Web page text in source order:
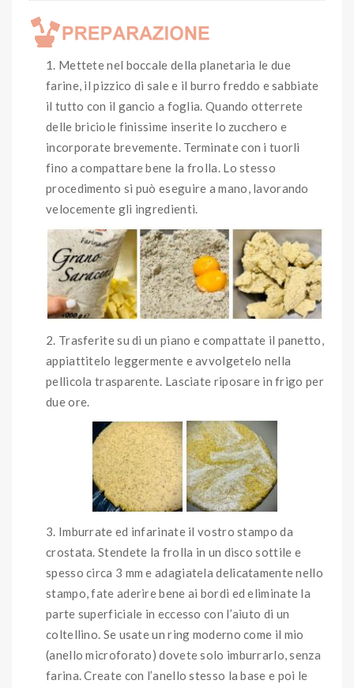
Mettete nel boccale della planetaria le due
farine, il pizzico di sale e il burro freddo e sabbiate
il tutto con il gancio a foglia. Quando otterrete
delle briciole finissime inserite lo zucchero e
incorporate brevemente. Terminate con i tuorli
fino a compattare bene la frolla. Lo stesso
procedimento si può eseguire a mano, lavorando
velocemente gli ingredienti.
Trasferite su di un piano e compattate il panetto,
appiattitelo leggermente e avvolgetelo nella
pellicola trasparente. Lasciate riposare in frigo per
due ore.
Imburrate ed infarinate il vostro stampo da
crostata. Stendete la frolla in un disco sottile e
spesso circa 3 mm e adagiatela delicatamente nello
stampo, fate aderire bene ai bordi ed eliminate la
parte superficiale in eccesso con l’aiuto di un
coltellino. Se usate un ring moderno come il mio
(anello microforato) dovete solo imburrarlo, senza
farina. Create con l’anello stesso la base e poi le